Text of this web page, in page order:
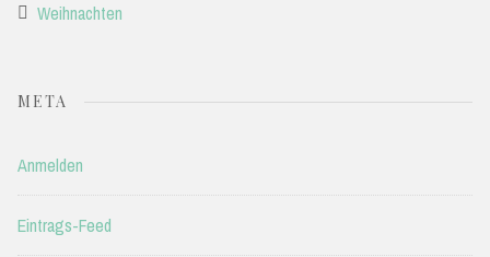
Weihnachten
META
Anmelden
Eintrags-Feed